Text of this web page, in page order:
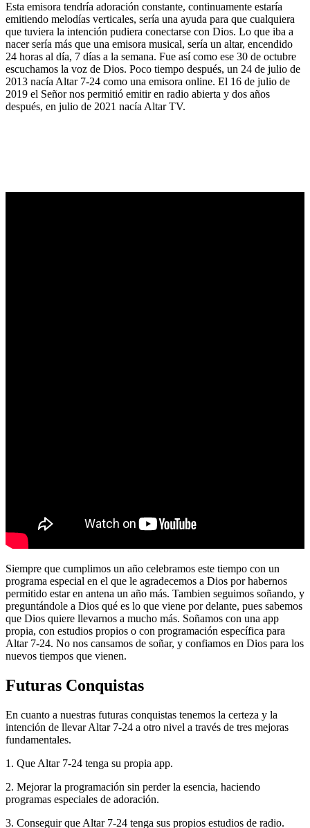
Esta emisora tendría adoración constante, continuamente estaría
emitiendo melodías verticales, sería una ayuda para que cualquiera
que tuviera la intención pudiera conectarse con Dios. Lo que iba a
nacer sería más que una emisora musical, sería un altar, encendido
24 horas al día, 7 días a la semana. Fue así como ese 30 de octubre
escuchamos la voz de Dios. Poco tiempo después, un 24 de julio de
2013 nacía Altar 7-24 como una emisora online. El 16 de julio de
2019 el Señor nos permitió emitir en radio abierta y dos años
después, en julio de 2021 nacía Altar TV.
Siempre que cumplimos un año celebramos este tiempo con un
programa especial en el que le agradecemos a Dios por habernos
permitido estar en antena un año más. Tambien seguimos soñando, y
preguntándole a Dios qué es lo que viene por delante, pues sabemos
que Dios quiere llevarnos a mucho más. Soñamos con una app
propia, con estudios propios o con programación específica para
Altar 7-24. No nos cansamos de soñar, y confiamos en Dios para los
nuevos tiempos que vienen.
Futuras Conquistas
En cuanto a nuestras futuras conquistas tenemos la certeza y la
intención de llevar Altar 7-24 a otro nivel a través de tres mejoras
fundamentales.
1. Que Altar 7-24 tenga su propia app.
2. Mejorar la programación sin perder la esencia, haciendo
programas especiales de adoración.
3. Conseguir que Altar 7-24 tenga sus propios estudios de radio.